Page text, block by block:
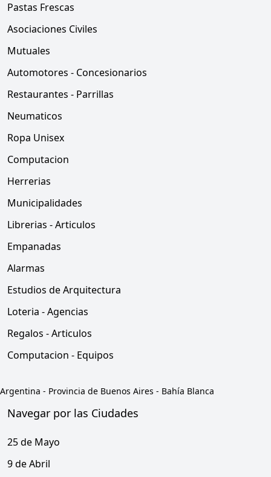
Pastas Frescas
Asociaciones Civiles
Mutuales
Automotores - Concesionarios
Restaurantes - Parrillas
Neumaticos
Ropa Unisex
Computacion
Herrerias
Municipalidades
Librerias - Articulos
Empanadas
Alarmas
Estudios de Arquitectura
Loteria - Agencias
Regalos - Articulos
Computacion - Equipos
Argentina - Provincia de Buenos Aires - Bahía Blanca
Navegar por las Ciudades
25 de Mayo
9 de Abril